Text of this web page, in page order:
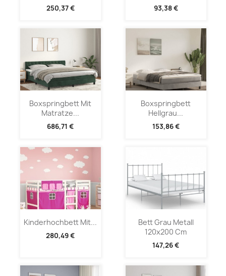
250,37 € 93,38 €
Boxspringbett Mit
Matratze...
686,71 €
Boxspringbett
Hellgrau...
153,86 €
Kinderhochbett Mit...
280,49 €
Bett Grau Metall
120x200 Cm
147,26 €